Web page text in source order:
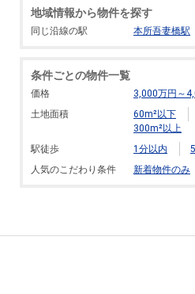
地域情報から物件を探す
同じ沿線の駅 本所吾妻橋駅
条件ごとの物件一覧
価格 3,000万円～
土地面積
60m²以下
300m²以上
駅徒歩
1分以内
人気のこだわり条件
新着物件のみ